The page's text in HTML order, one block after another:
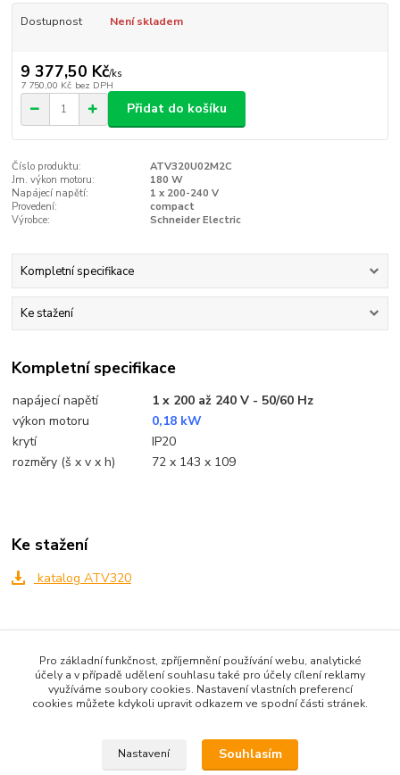
Dostupnost Není skladem
9 377,50 Kč/ks
7 750,00 Kč bez DPH
Přidat do košíku
Číslo produktu:
ATV320U02M2C
Jm. výkon motoru:
180 W
Napájecí napětí:
1 x 200-240 V
Provedení:
compact
Výrobce:
Schneider Electric
Kompletní specifikace
Ke stažení
Kompletní specifikace
napájecí napětí
1 x 200 až 240 V - 50/60 Hz
výkon motoru
0,18 kW
krytí
IP20
rozměry (š x v x h)
72 x 143 x 109
Ke stažení
katalog ATV320
frekvenční měniče ATV 320
Upravit sběr cookies.
Pro základní funkčnost, zpříjemnění používání webu, analytické
účely a v případě udělení souhlasu také pro účely cílení reklamy
využíváme soubory cookies. Nastavení vlastních preferencí
cookies můžete kdykoli upravit odkazem ve spodní části stránek.
Nastavení Souhlasím